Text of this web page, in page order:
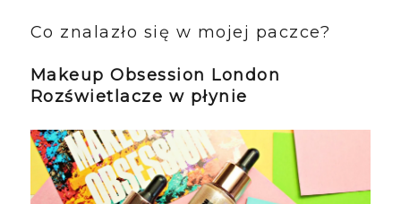
Co znalazło się w mojej paczce?
Makeup Obsession London
Rozświetlacze w płynie